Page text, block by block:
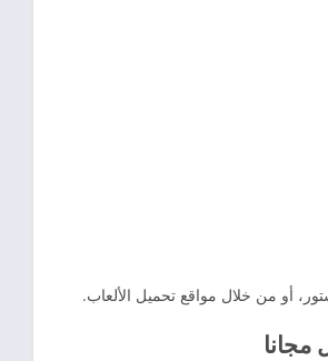
أو من خلال مواقع تحميل الألعاب.